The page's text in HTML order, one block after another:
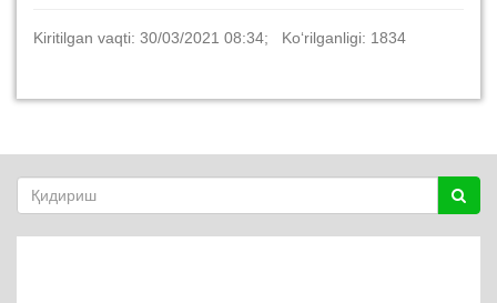
Kiritilgan vaqti: 30/03/2021 08:34; Ko‘rilganligi: 1834